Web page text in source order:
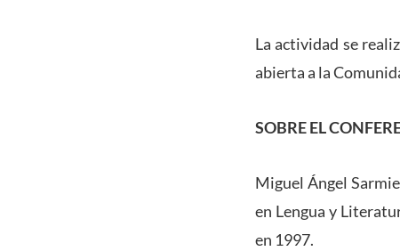
La actividad se
abierta a la
SOBRE EL
Miguel Ángel
en Lengua y
en 1997.